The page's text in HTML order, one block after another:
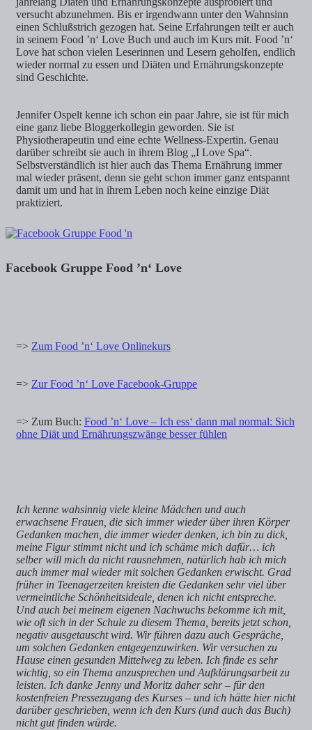
versucht abzunehmen. Bis er irgendwann unter den Wahnsinn
einen Schlußstrich gezogen hat. Seine Erfahrungen teilt er auch
in seinem Food ’n‘ Love Buch und auch im Kurs mit. Food ’n‘
Love hat schon vielen Leserinnen und Lesern geholfen, endlich
wieder normal zu essen und Diäten und Ernährungskonzepte
sind Geschichte.
Jennifer Ospelt kenne ich schon ein paar Jahre, sie ist für mich
eine ganz liebe Bloggerkollegin geworden. Sie ist
Physiotherapeutin und eine echte Wellness-Expertin. Genau
darüber schreibt sie auch in ihrem Blog „I Love Spa“.
Selbstverständlich ist hier auch das Thema Ernährung immer
mal wieder präsent, denn sie geht schon immer ganz entspannt
damit um und hat in ihrem Leben noch keine einzige Diät
praktiziert.
Facebook Gruppe Food ’n‘ Love
=> Zum Food ’n‘ Love Onlinekurs
=> Zur Food ’n‘ Love Facebook-Gruppe
=> Zum Buch: Food ’n‘ Love – Ich ess‘ dann mal normal: Sich
ohne Diät und Ernährungszwänge besser fühlen
Ich kenne wahsinnig viele kleine Mädchen und auch
erwachsene Frauen, die sich immer wieder über ihren Körper
Gedanken machen, die immer wieder denken, ich bin zu dick,
meine Figur stimmt nicht und ich schäme mich dafür… ich
selber will mich da nicht rausnehmen, natürlich hab ich mich
auch immer mal wieder mit solchen Gedanken erwischt. Grad
früher in Teenagerzeiten kreisten die Gedanken sehr viel über
vermeintliche Schönheitsideale, denen ich nicht entspreche.
Und auch bei meinem eigenen Nachwuchs bekomme ich mit,
wie oft sich in der Schule zu diesem Thema, bereits jetzt schon,
negativ ausgetauscht wird. Wir führen dazu auch Gespräche,
um solchen Gedanken entgegenzuwirken. Wir versuchen zu
Hause einen gesunden Mittelweg zu leben. Ich finde es sehr
wichtig, so ein Thema anzusprechen und Aufklärungsarbeit zu
leisten. Ich danke Jenny und Moritz daher sehr – für den
kostenfreien Pressezugang des Kurses – und ich hätte hier nicht
darüber geschrieben, wenn ich den Kurs (und auch das Buch)
nicht gut finden würde.